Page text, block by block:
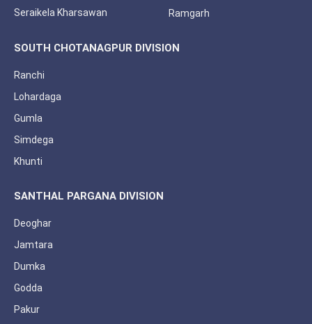
Seraikela Kharsawan
Ramgarh
SOUTH CHOTANAGPUR DIVISION
Ranchi
Lohardaga
Gumla
Simdega
Khunti
SANTHAL PARGANA DIVISION
Deoghar
Jamtara
Dumka
Godda
Pakur